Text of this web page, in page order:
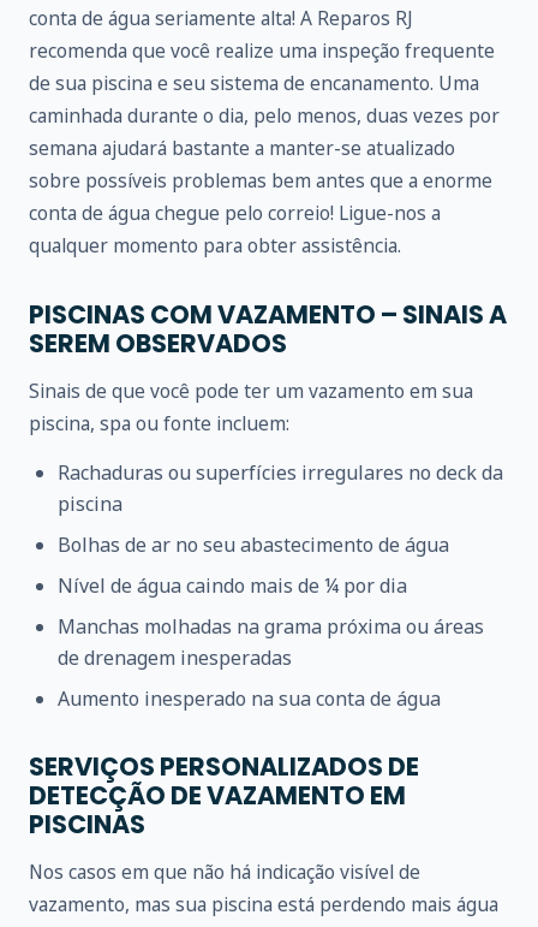
conta de água seriamente alta! A Reparos RJ
recomenda que você realize uma inspeção frequente
de sua piscina e seu sistema de encanamento. Uma
caminhada durante o dia, pelo menos, duas vezes por
semana ajudará bastante a manter-se atualizado
sobre possíveis problemas bem antes que a enorme
conta de água chegue pelo correio! Ligue-nos a
qualquer momento para obter assistência.
PISCINAS COM VAZAMENTO – SINAIS A
SEREM OBSERVADOS
Sinais de que você pode ter um vazamento em sua
piscina, spa ou fonte incluem:
Rachaduras ou superfícies irregulares no deck da
piscina
Bolhas de ar no seu abastecimento de água
Nível de água caindo mais de ¼ por dia
Manchas molhadas na grama próxima ou áreas
de drenagem inesperadas
Aumento inesperado na sua conta de água
SERVIÇOS PERSONALIZADOS DE
DETECÇÃO DE VAZAMENTO EM
PISCINAS
Nos casos em que não há indicação visível de
vazamento, mas sua piscina está perdendo mais água